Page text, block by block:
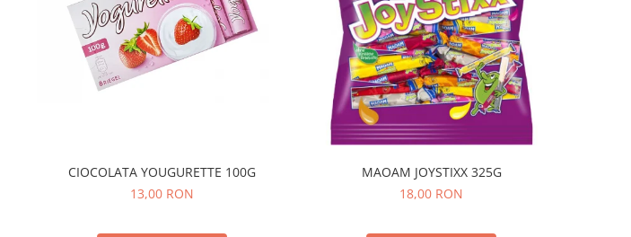
CIOCOLATA YOUGURETTE 100G
13,00 RON
MAOAM JOYSTIXX 325G
18,00 RON